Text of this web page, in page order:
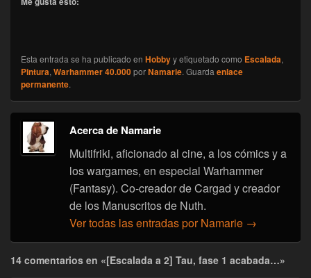
Esta entrada se ha publicado en Hobbyy etiquetado como Escalada,
Pintura, Warhammer 40.000porNamarie. Guarda enlace
permanente.
Acerca de Namarie
Multifriki, aficionado al cine, a los cómics y a
los wargames, en especial Warhammer
(Fantasy). Co-creador de Cargad y creador
de los Manuscritos de Nuth.
Ver todas las entradas por Namarie →
14 comentarios en «[Escalada a 2] Tau, fase 1 acabada…»